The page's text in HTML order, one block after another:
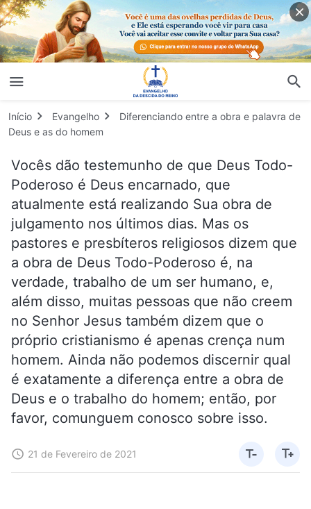
Início Evangelho
Diferenciando entre a obra e palavra de
Deus e as do homem
Vocês dão testemunho de que Deus Todo-
Poderoso é Deus encarnado, que
atualmente está realizando Sua obra de
julgamento nos últimos dias. Mas os
pastores e presbíteros religiosos dizem que
a obra de Deus Todo-Poderoso é, na
verdade, trabalho de um ser humano, e,
além disso, muitas pessoas que não creem
no Senhor Jesus também dizem que o
próprio cristianismo é apenas crença num
homem. Ainda não podemos discernir qual
é exatamente a diferença entre a obra de
Deus e o trabalho do homem; então, por
favor, comunguem conosco sobre isso.
21 de Fevereiro de 2021